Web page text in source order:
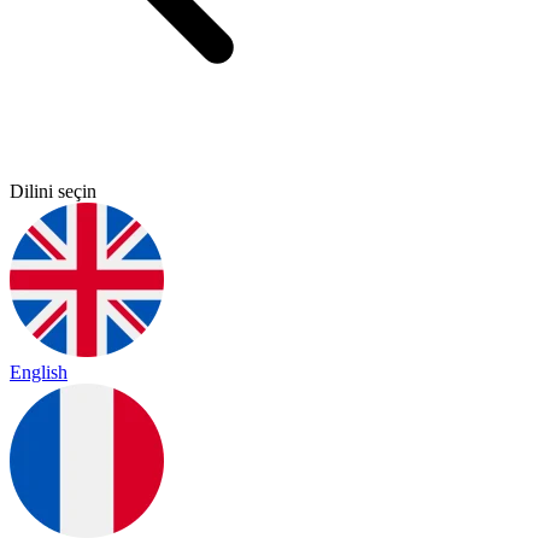
Dilini seçin
English